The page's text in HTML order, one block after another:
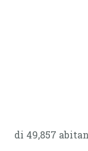
di 49,857